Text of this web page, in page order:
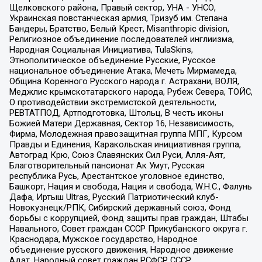
Щелковского района, Правый сектор, УНА - УНСО,
Украинская повстанческая армия, Тризуб им. Степана
Бандеры, Братство, Белый Крест, Misanthropic division,
Религиозное объединение последователей инглиизма,
Народная Социальная Инициатива, TulaSkins,
Этнополитическое объединение Русские, Русское
национальное объединение Атака, Мечеть Мирмамеда,
Община Коренного Русского народа г. Астрахани, ВОЛЯ,
Меджлис крымскотатарского народа, Рубеж Севера, ТОЙС,
О противодействии экстремистской деятельности,
РЕВТАТПОД, Артподготовка, Штольц, В честь иконы
Божией Матери Державная, Сектор 16, Независимость,
Фирма, Молодежная правозащитная группа МПГ, Курсом
Правды и Единения, Каракольская инициативная группа,
Автоград Крю, Союз Славянских Сил Руси, Алля-Аят,
Благотворительный пансионат Ак Умут, Русская
республика Русь, Арестантское уголовное единство,
Башкорт, Нация и свобода, Нация и свобода, W.H.С., Фалунь
Дафа, Иртыш Ultras, Русский Патриотический клуб-
Новокузнецк/РПК, Сибирский державный союз, Фонд
борьбы с коррупцией, Фонд защиты прав граждан, Штабы
Навального, Совет граждан СССР Прикубанского округа г.
Краснодара, Мужское государство, Народное
объединение русского движения, Народное движение